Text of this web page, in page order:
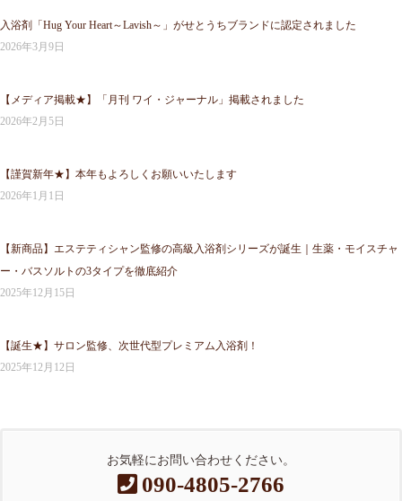
入浴剤「Hug Your Heart～Lavish～」がせとうちブランドに認定されました
2026年3月9日
【メディア掲載★】「月刊 ワイ・ジャーナル」掲載されました
2026年2月5日
【謹賀新年★】本年もよろしくお願いいたします
2026年1月1日
【新商品】エステティシャン監修の高級入浴剤シリーズが誕生｜生薬・モイスチャ
ー・バスソルトの3タイプを徹底紹介
2025年12月15日
【誕生★】サロン監修、次世代型プレミアム入浴剤！
2025年12月12日
お気軽にお問い合わせください。
090-4805-2766